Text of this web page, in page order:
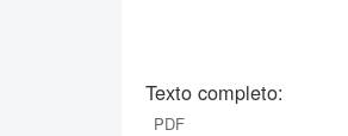
Texto completo:
PDF